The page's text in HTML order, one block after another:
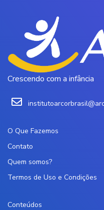
Crescendo com a infância
O Que Fazemos
Contato
Quem somos?
Termos de Uso e Condições
Conteúdos